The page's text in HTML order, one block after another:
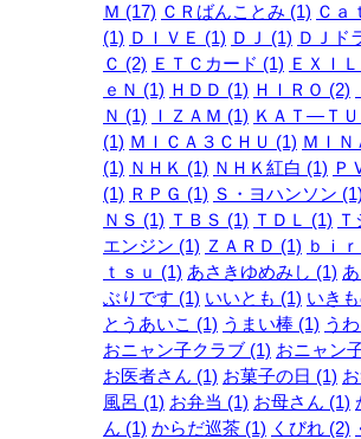
Ｍ (17) ＣＲばんことみ (1) Ｃａ
(1) ＤＩＶＥ (1) ＤＪ (1) ＤＪド
Ｃ (2) ＥＴＣカード (1) ＥＸＩ
ｅＮ (1) ＨＤＤ (1) ＨＩＲＯ (2)
Ｎ (1)
ＩＺＡＭ (1) ＫＡＴ―Ｔ
(1) ＭＩＣＡ３ＣＨＵ (1) ＭＩＮ
(1) ＮＨＫ (1) ＮＨＫ紅白 (1) Ｐ
(1) ＲＰＧ (1) Ｓ・ヨハンソン
ＮＳ (1) ＴＢＳ (1) ＴＤＬ (1)
エンジン (1) ＺＡＲＤ (1) ｂｉ
ｔｓｕ (1) あさきゆめみし (1)
ぶりです (1) いいとも (1) いき
とうあいこ (1) うまい棒 (1) う
おニャン子クラブ (1) おニャン
お医者さん (1) お菓子の日 (1)
風呂 (1) お弁当 (1) お母さん (1)
ん (1) からだ巡茶 (1) くびれ (2)